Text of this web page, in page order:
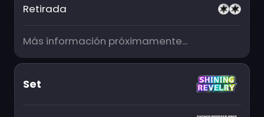
Retirada
Más información próximamente...
Set